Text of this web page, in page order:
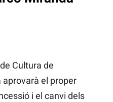
Cultura de
aprovarà el proper
i el canvi dels